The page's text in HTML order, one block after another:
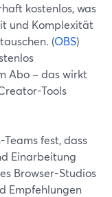
kostenlos, was
und Komplexität
(OBS)
Abo – das wirkt
Tools
fest, dass
Einarbeitung
Browser-Studios
Empfehlungen